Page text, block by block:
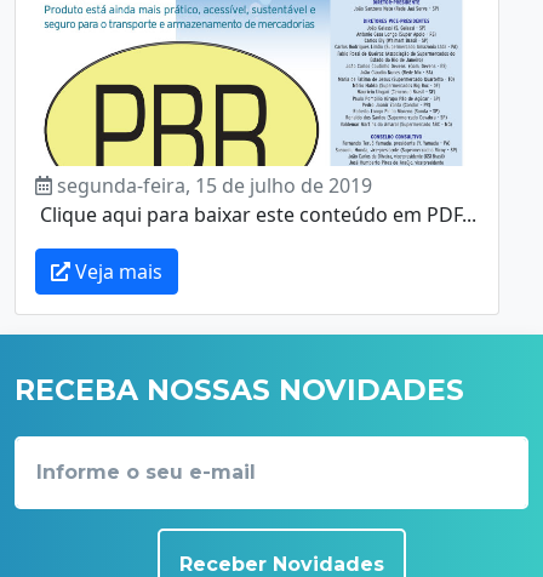
segunda-feira, 15 de julho de 2019
Clique aqui para baixar este conteúdo em PDF...
Veja mais
RECEBA NOSSAS NOVIDADES
Receber Novidades